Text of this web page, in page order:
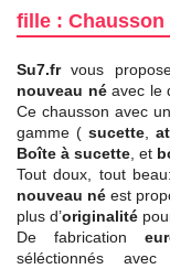
fille : Chausson
Su7.frvous
nouveau néavec le
Ce chausson avec
gamme ( sucette,
Boîte à sucette , et
Tout doux, tout
nouveau né est
plus d’originalité
De fabrication
séléctionnés